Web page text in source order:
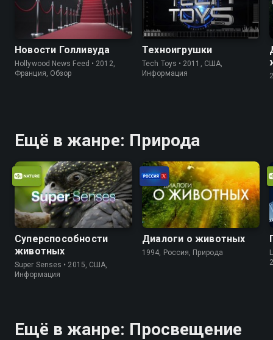
Новости Голливуда
Hollywood News Feed • 2012,
Франция, Обзор
Техноигрушки
Tech Toys • 2011, США,
Информация
Ещё в жанре: Природа
Суперспособности
животных
Super Senses • 2015, США,
Информация
Диалоги о животных
1994, Россия, Природа
Ещё в жанре: Просвещение